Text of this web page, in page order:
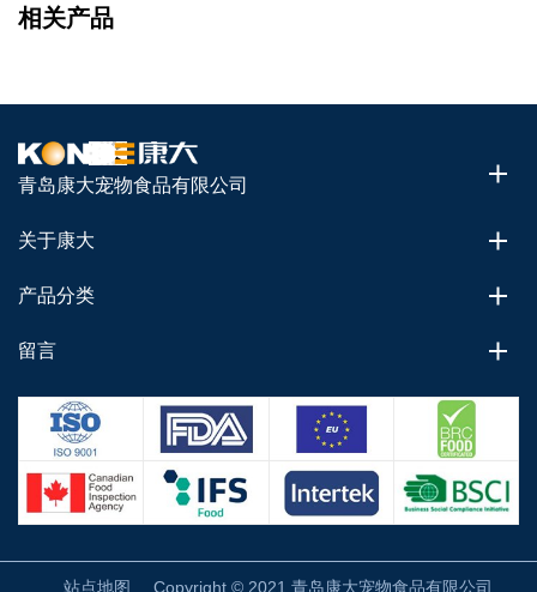
相关产品
青岛康大宠物食品有限公司
关于康大
产品分类
留言
站点地图 Copyright © 2021 青岛康大宠物食品有限公司